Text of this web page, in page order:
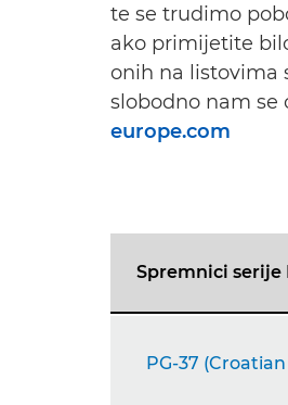
te se trudimo
ako primijetite
onih na listovima
slobodno nam se
europe.com
Spremnici serije
PG-37 (Croatian